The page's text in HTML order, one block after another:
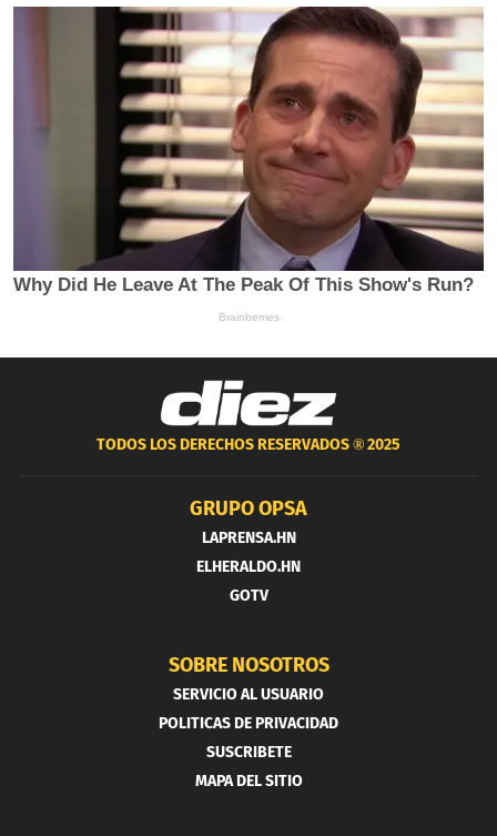
TODOS LOS DERECHOS RESERVADOS ®2025
GRUPO OPSA
LAPRENSA.HN
ELHERALDO.HN
GOTV
SOBRE NOSOTROS
SERVICIO AL USUARIO
POLITICAS DE PRIVACIDAD
SUSCRIBETE
MAPA DEL SITIO